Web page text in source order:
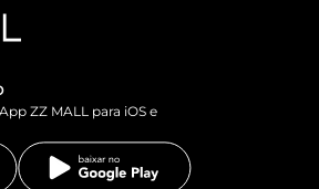
ZZ MALL para iOS e